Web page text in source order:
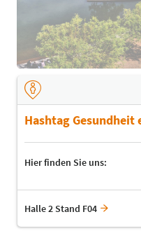
Hashtag Gesundheit
Hier finden Sie uns:
Halle 2 Stand F04